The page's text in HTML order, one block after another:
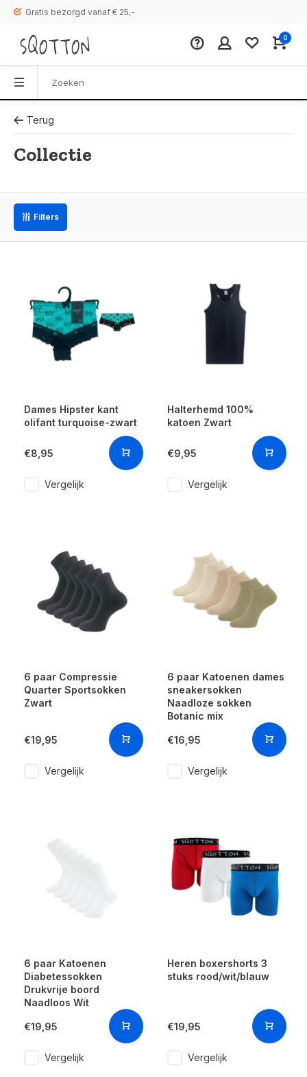
Gratis bezorgd vanaf € 25,-
0
Terug
Collectie
Filters
Dames Hipster kant
olifant turquoise-zwart
€8,95
Vergelijk
Halterhemd 100%
katoen Zwart
€9,95
Vergelijk
6 paar Compressie
Quarter Sportsokken
Zwart
€19,95
Vergelijk
6 paar Katoenen dames
sneakersokken
Naadloze sokken
Botanic mix
€16,95
Vergelijk
6 paar Katoenen
Diabetessokken
Drukvrije boord
Naadloos Wit
€19,95
Vergelijk
Heren boxershorts 3
stuks rood/wit/blauw
€19,95
Vergelijk